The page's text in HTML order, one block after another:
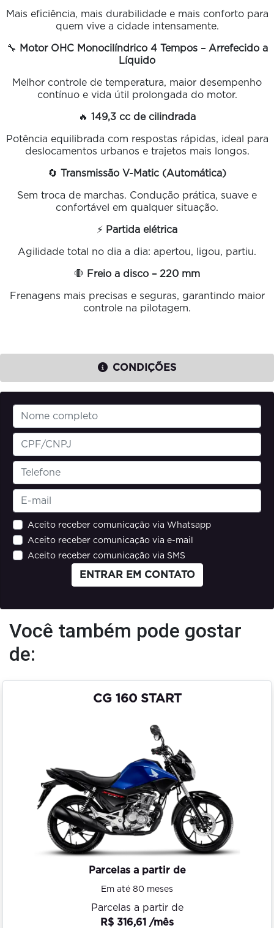
Mais eficiência, mais durabilidade e mais conforto para
quem vive a cidade intensamente.
🔧 Motor OHC Monocilíndrico 4 Tempos – Arrefecido a
Líquido
Melhor controle de temperatura, maior desempenho
contínuo e vida útil prolongada do motor.
🔥 149,3 cc de cilindrada
Potência equilibrada com respostas rápidas, ideal para
deslocamentos urbanos e trajetos mais longos.
🔄 Transmissão V-Matic (Automática)
Sem troca de marchas. Condução prática, suave e
confortável em qualquer situação.
⚡ Partida elétrica
Agilidade total no dia a dia: apertou, ligou, partiu.
🛑 Freio a disco – 220 mm
Frenagens mais precisas e seguras, garantindo maior
controle na pilotagem.
CONDIÇÕES
Aceito receber comunicação via Whatsapp
Aceito receber comunicação via e-mail
Aceito receber comunicação via SMS
ENTRAR EM CONTATO
Você também pode gostar
de:
CG 160 START
Parcelas a partir de
Em até 80 meses
Parcelas a partir de
R$ 316,61 /mês